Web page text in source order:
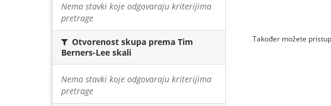
Nema stavki koje odgovaraju kriterijima
pretrage
Otvorenost skupa prema Tim
Berners-Lee skali
Nema stavki koje odgovaraju kriterijima
pretrage
Također možete